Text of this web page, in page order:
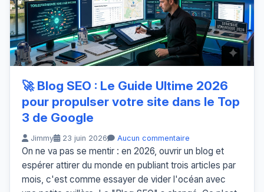
🚀 Blog SEO : Le Guide Ultime 2026
pour propulser votre site dans le Top
3 de Google
Jimmy 23 juin 2026 Aucun commentaire
On ne va pas se mentir : en 2026, ouvrir un blog et
espérer attirer du monde en publiant trois articles par
mois, c'est comme essayer de vider l'océan avec